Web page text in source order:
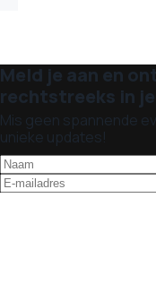
Meld je aan en
rechtstreeks in
Mis geen spannende
unieke updates!